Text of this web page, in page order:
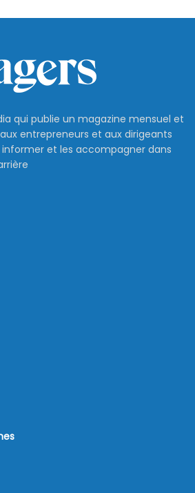
qui publie un magazine mensuel et
entrepreneurs et aux dirigeants
informer et les accompagner dans